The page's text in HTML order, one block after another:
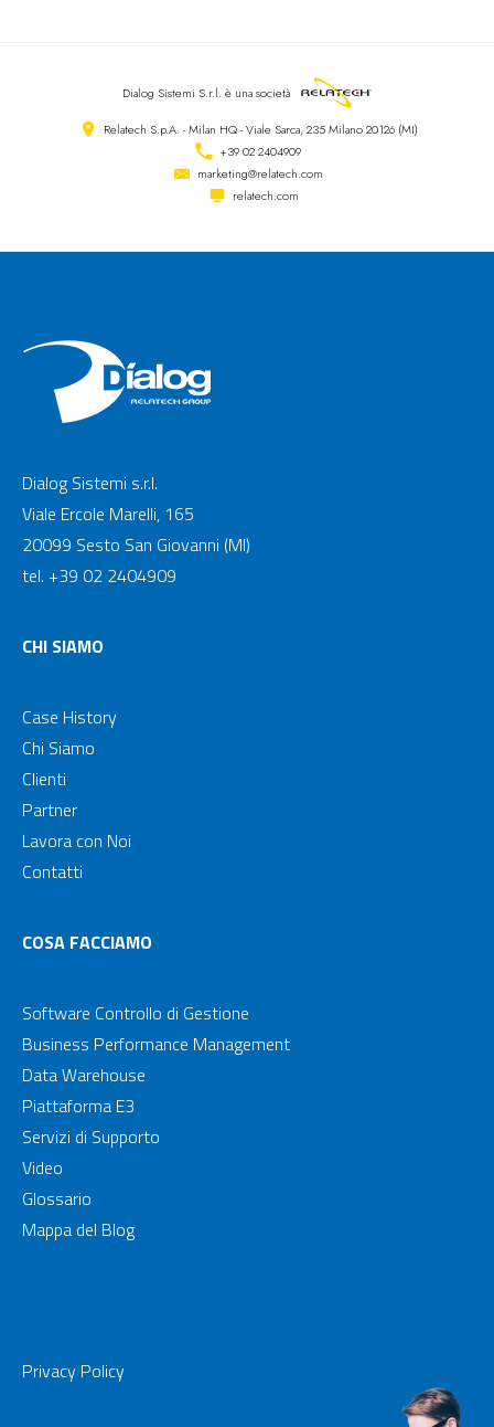
Dialog Sistemi S.r.l. è una società
Relatech S.p.A. - Milan HQ - Viale Sarca, 235 Milano 20126 (MI)
+39 02 2404909
marketing@relatech.com
relatech.com
Dialog Sistemi s.r.l.
Viale Ercole Marelli, 165
20099 Sesto San Giovanni (MI)
tel. +39 02 2404909
CHI SIAMO
Case History
Chi Siamo
Clienti
Partner
Lavora con Noi
Contatti
COSA FACCIAMO
Software Controllo di Gestione
Business Performance Management
Data Warehouse
Piattaforma E3
Servizi di Supporto
Video
Glossario
Mappa del Blog
Privacy Policy